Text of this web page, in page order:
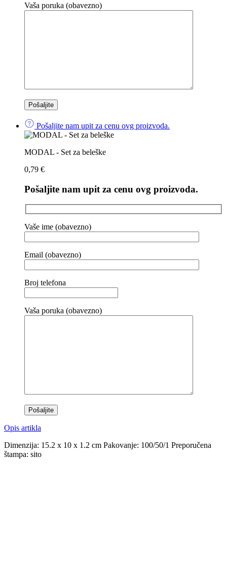
Vaša poruka (obavezno)
Pošaljite nam upit za cenu ovg proizvoda.
MODAL - Set za beleške
0,79 €
Pošaljite nam upit za cenu ovg proizvoda.
Vaše ime (obavezno)
Email (obavezno)
Broj telefona
Vaša poruka (obavezno)
Opis artikla
Dimenzija: 15.2 x 10 x 1.2 cm Pakovanje: 100/50/1 Preporučena
štampa: sito